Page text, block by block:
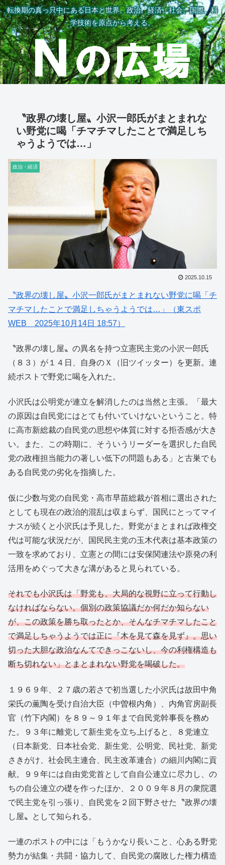
転換期の真っ只中にある日本と世界。政治、経済、社会、国際、科
学技術を原点から考える。
〝政界の壊し屋〟小沢一郎氏がまとまれな
い野党に喝「チマチマしたことで満足しち
ゃうようでは…」
政治・経済
2025.10.15
〝政界の壊し屋〟小沢一郎氏がまとまれない野党に喝「チ
マチマしたことで満足しちゃうようでは…」（東スポ
WEB 2025年10月14日 18:57）
〝政界の壊し屋〟の異名を持つ立憲民主党の小沢一郎氏
（８３）が１４日、自身のＸ（旧ツイッター）を更新。連
続ポストで野党に喝を入れた。
小沢氏は公明党が連立を解消したのは当然と主張。「最大
の原因は自民党にはとても付いていけないということ。特
に高市新総裁の自民党の思想や体質に対する拒否感が大き
い。また、この時期に、そういうリーダーを選択した自民
党の政権担当能力の著しい低下の問題もある」と古巣でも
ある自民党の劣化を指摘した。
仮に少数与党の自民党・高市早苗総裁が首相に選出された
としても現在の政治的混乱は収まらず、国民にとってマイ
ナスが続くと小沢氏は予見した。野党がまとまれば政権交
代は可能な状況だが、国民民主党の玉木代表は基本政策の
一致を求めており、立憲との間には安保関連法や原発の利
活用をめぐって大きな溝があると見られている。
それでも小沢氏は「野党も、大局的な視野に立って行動し
なければならない。個別の政策協議だか何だか知らない
が、この政策を勝ち取ったとか、そんなチマチマしたこと
で満足しちゃうようでは正に『木を見て森を見ず』。思い
切った大胆な政治なんてできっこないし、今の利権構造も
断ち切れない」とまとまれない野党を喝破した。
１９６９年、２７歳の若さで初当選した小沢氏は故田中角
栄氏の薫陶を受け自治大臣（中曽根内角）、内角官房副長
官（竹下内閣）を８９～９１年まで自民党幹事長を務め
た。９３年に離党して新生党を立ち上げると、８党連立
（日本新党、日本社会党、新生党、公明党、民社党、新党
さきがけ、社会民主連合、民主改革連合）の細川内閣に貢
献。９９年には自由党党首として自自公連立に尽力し、の
ちの自公連立の礎を作ったほか、２００９年８月の衆院選
で民主党を引っ張り、自民党を２回下野させた〝政界の壊
し屋〟として知られる。
一連のポストの中には「もうかなり長いこと、心ある野党
勢力が結集・共闘・協力して、自民党の腐敗した権力構造